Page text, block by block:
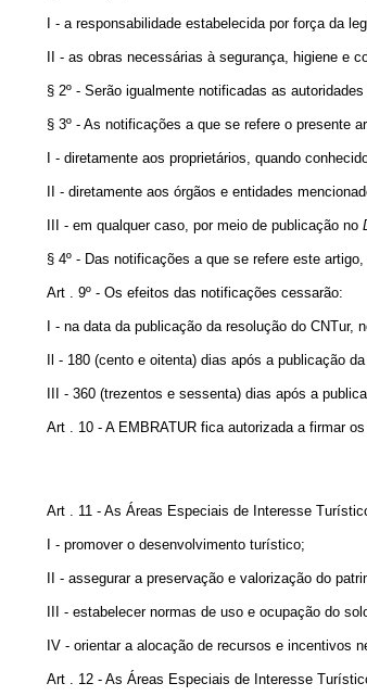
I - a responsabilidade estabelecida por força da
II - as obras necessárias à segurança, higiene e
§ 2º - Serão igualmente notificadas as
§ 3º - As notificações a que se refere o presente
I - diretamente aos proprietários, quando
II - diretamente aos órgãos e entidades
III - em qualquer caso, por meio de publicação no
§ 4º - Das notificações a que se refere este
Art . 9º - Os efeitos das notificações cessarão:
I - na data da publicação da resolução do CNTur,
Il - 180 (cento e oitenta) dias após a publicação
III - 360 (trezentos e sessenta) dias após a
Art . 10 - A EMBRATUR fica autorizada a firmar
Art . 11 - As Áreas Especiais de Interesse
I - promover o desenvolvimento turístico;
II - assegurar a preservação e valorização do
III - estabelecer normas de uso e ocupação do
IV - orientar a alocação de recursos e incentivos
Art . 12 - As Áreas Especiais de Interesse